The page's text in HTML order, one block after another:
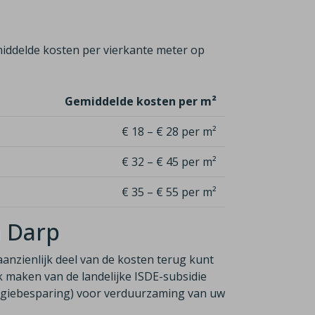
kosten per vierkante meter op
Gemiddelde kosten per m²
€ 18 – € 28 per m²
€ 32 – € 45 per m²
€ 35 – € 55 per m²
deel van de kosten terug kunt
maken vande landelijke ISDE-subsidie
voor verduurzaming van uw